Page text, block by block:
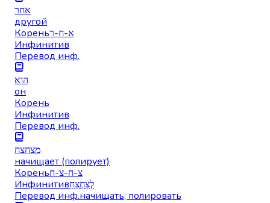
אחר
другой
Кореньא-ח-ר
Инфинитив
Перевод инф.
הוא
он
Корень
Инфинитив
Перевод инф.
מצחצח
начищает (полирует)
Кореньצ-ח-צ-ח
Инфинитивלְצַחְצֵחַ
Перевод инф.начищать; полировать